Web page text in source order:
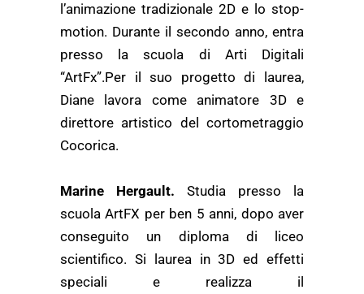
l’animazione tradizionale 2D e lo stop-
motion. Durante il secondo anno, entra
presso la scuola di Arti Digitali
“ArtFx”.Per il suo progetto di laurea,
Diane lavora come animatore 3D e
direttore artistico del cortometraggio
Cocorica.
Marine Hergault. Studia presso la
scuola ArtFX per ben 5 anni, dopo aver
conseguito un diploma di liceo
scientifico. Si laurea in 3D ed effetti
speciali e realizza il